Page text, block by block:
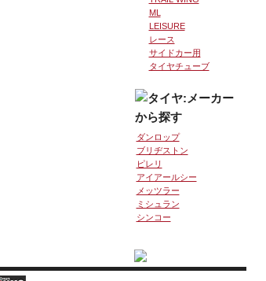
ML
LEISURE
レース
サイドカー用
タイヤチューブ
ダンロップ
ブリヂストン
ピレリ
アイアールシー
メッツラー
ミシュラン
シンコー